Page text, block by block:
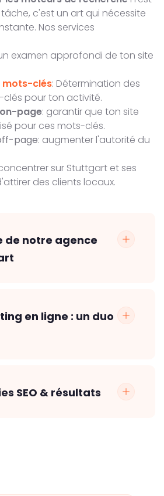
c'est un art qui nécessite
Nos services
examen approfondi de ton site
mots-clés: Détermination des
clés pour ton activité.
page: garantir que ton site
pour ces mots-clés.
page: augmenter l'autorité du
sur Stuttgart et ses
des clients locaux.
de notre agence
en ligne : un duo
SEO & résultats